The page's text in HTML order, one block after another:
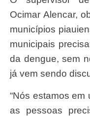
Ocimar Alencar,
municípios
municipais
da dengue, sem
já vem sendo
“Nós estamos em um momento de pandemia e
as pessoas